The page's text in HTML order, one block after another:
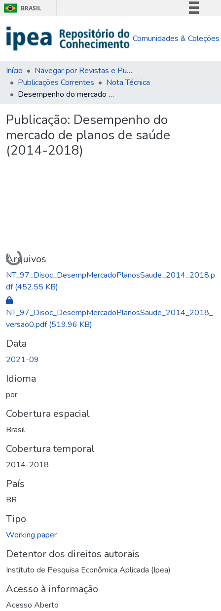
BRASIL
Comunica BR
Legislação
Comunidades & Coleções
Início
Navegar por Revistas e Publicações Seriadas
Publicações Correntes
Nota Técnica
Desempenho do mercado de planos de saúde (2014-2018)
Publicação: Desempenho do
mercado de planos de saúde
(2014-2018)
Carregando...
Arquivos
NT_97_Disoc_DesempMercadoPlanosSaude_2014_2018.p
df(452.55 KB)
NT_97_Disoc_DesempMercadoPlanosSaude_2014_2018_
versao0.pdf(519.96 KB)
Data
2021-09
Idioma
por
Cobertura espacial
Brasil
Cobertura temporal
2014-2018
País
BR
Tipo
Working paper
Detentor dos direitos autorais
Instituto de Pesquisa Econômica Aplicada (Ipea)
Acesso à informação
Acesso Aberto